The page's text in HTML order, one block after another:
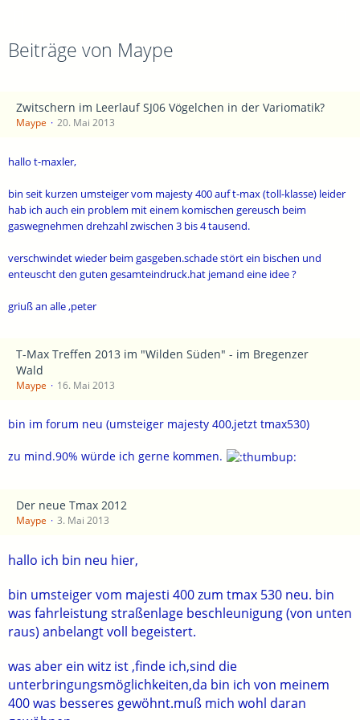
Beiträge von Maype
Zwitschern im Leerlauf SJ06 Vögelchen in der Variomatik?
Maype 20. Mai 2013
hallo t-maxler,
bin seit kurzen umsteiger vom majesty 400 auf t-max (toll-klasse) leider
hab ich auch ein problem mit einem komischen gereusch beim
gaswegnehmen drehzahl zwischen 3 bis 4 tausend.
verschwindet wieder beim gasgeben.schade stört ein bischen und
enteuscht den guten gesamteindruck.hat jemand eine idee ?
griuß an alle ,peter
T-Max Treffen 2013 im "Wilden Süden" - im Bregenzer
Wald
Maype 16. Mai 2013
bin im forum neu (umsteiger majesty 400,jetzt tmax530)
zu mind.90% würde ich gerne kommen.
Der neue Tmax 2012
Maype 3. Mai 2013
hallo ich bin neu hier,
bin umsteiger vom majesti 400 zum tmax 530 neu. bin
was fahrleistung straßenlage beschleunigung (von unten
raus) anbelangt voll begeistert.
was aber ein witz ist ,finde ich,sind die
unterbringungsmöglichkeiten,da bin ich von meinem
400 was besseres gewöhnt.muß mich wohl daran